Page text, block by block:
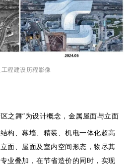
程建设历程影像
之舞”为设计概念，金属屋面与立面
构、幕墙、精装、机电一体化超高
面、屋面及室内空间形态，物尽其
业叠加，在节省造价的同时，实现